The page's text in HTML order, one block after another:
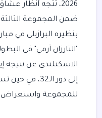
2026، تتجه أنظار
ضمن المجموعة
بنظيره البرازيلي في
"التارزان آرمي" في
الاسكتلندي عن نتيجة
إلى دور الـ32،
للمجموعة واستعراض